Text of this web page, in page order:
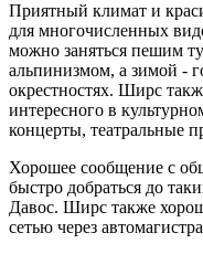
Приятный климат и
для многочисленных
можно заняться пешим
альпинизмом, а зимой -
окрестностях. Ширс
интересного в
концерты, театральные
Хорошее сообщение с
быстро добраться до
Давос. Ширс также
сетью через